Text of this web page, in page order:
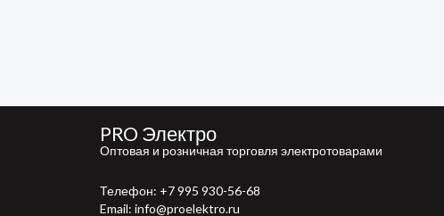
PRO Электро
Оптовая и розничная торговля электротоварами
Телефон: +7 995 930-56-68
Email: info@proelektro.ru